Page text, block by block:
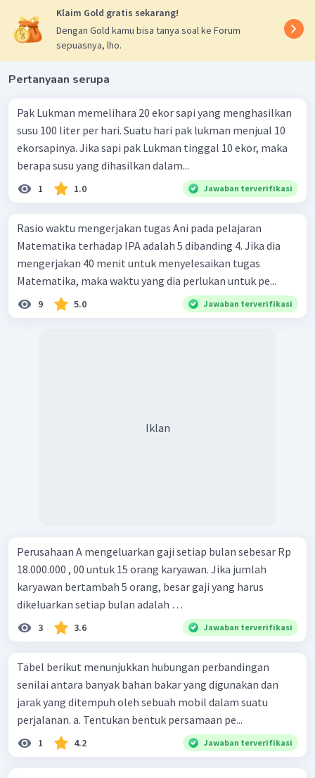
Klaim Gold gratis sekarang!
Dengan Gold kamu bisa tanya soal ke Forum
sepuasnya, lho.
Pertanyaan serupa
Pak Lukman memelihara 20 ekor sapi yang menghasilkan
susu 100 liter per hari. Suatu hari pak lukman menjual 10
ekorsapinya. Jika sapi pak Lukman tinggal 10 ekor, maka
berapa susu yang dihasilkan dalam...
1 1.0 Jawaban terverifikasi
Rasio waktu mengerjakan tugas Ani pada pelajaran
Matematika terhadap IPA adalah 5 dibanding 4. Jika dia
mengerjakan 40 menit untuk menyelesaikan tugas
Matematika, maka waktu yang dia perlukan untuk pe...
9 5.0 Jawaban terverifikasi
Iklan
Perusahaan A mengeluarkan gaji setiap bulan sebesar Rp
18.000.000 , 00 untuk 15 orang karyawan. Jika jumlah
karyawan bertambah 5 orang, besar gaji yang harus
dikeluarkan setiap bulan adalah …
3 3.6 Jawaban terverifikasi
Tabel berikut menunjukkan hubungan perbandingan
senilai antara banyak bahan bakar yang digunakan dan
jarak yang ditempuh oleh sebuah mobil dalam suatu
perjalanan. a. Tentukan bentuk persamaan pe...
1 4.2 Jawaban terverifikasi